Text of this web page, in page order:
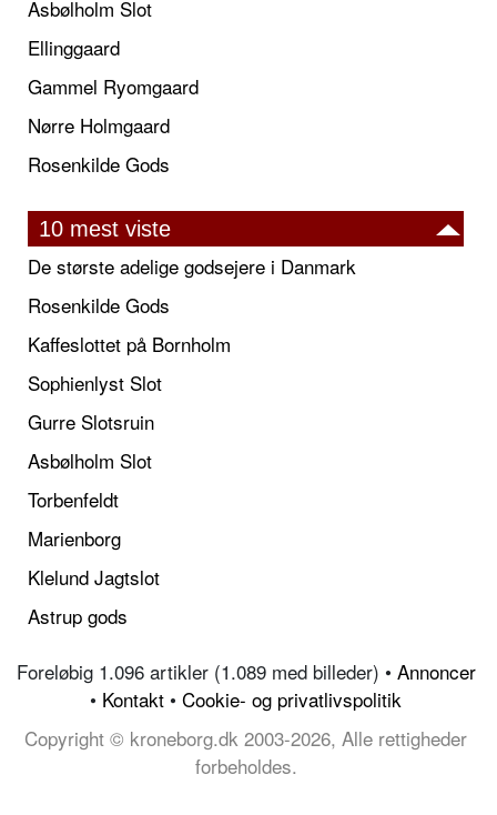
Asbølholm Slot
Ellinggaard
Gammel Ryomgaard
Nørre Holmgaard
Rosenkilde Gods
10 mest viste
De største adelige godsejere i Danmark
Rosenkilde Gods
Kaffeslottet på Bornholm
Sophienlyst Slot
Gurre Slotsruin
Asbølholm Slot
Torbenfeldt
Marienborg
Klelund Jagtslot
Astrup gods
Foreløbig 1.096 artikler (1.089 med billeder) • Annoncer
• Kontakt • Cookie- og privatlivspolitik
Copyright © kroneborg.dk 2003-2026, Alle rettigheder
forbeholdes.